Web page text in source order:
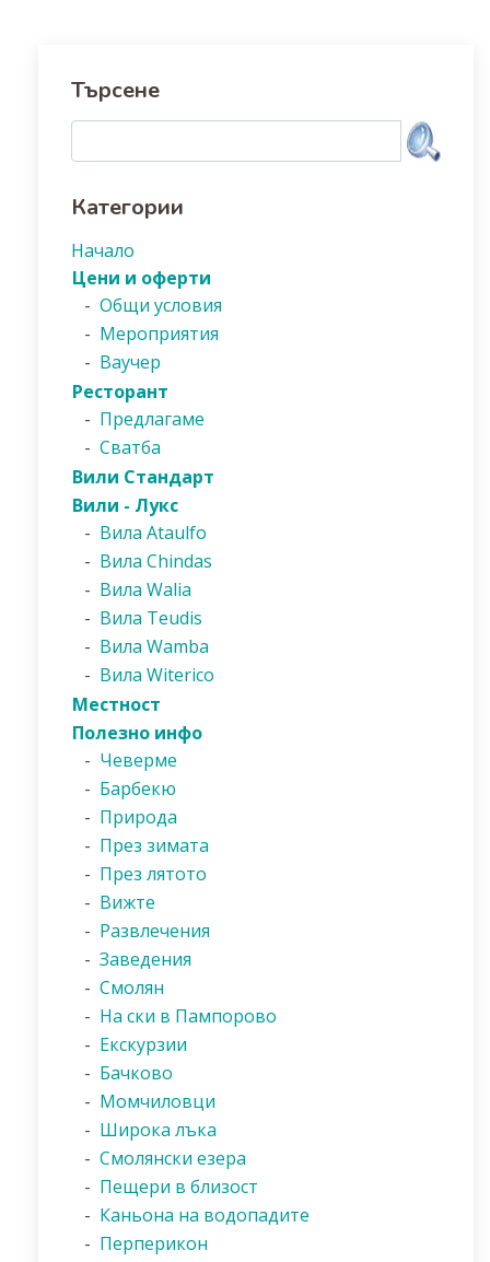
Търсене
Категории
Начало
Цени и оферти
- Общи условия
- Мероприятия
- Ваучер
Ресторант
- Предлагаме
- Сватба
Вили Стандарт
Вили - Лукс
- Вила Ataulfo
- Вила Chindas
- Вила Walia
- Вила Teudis
- Вила Wamba
- Вила Witerico
Местност
Полезно инфо
- Чеверме
- Барбекю
- Природа
- През зимата
- През лятото
- Вижте
- Развлечения
- Заведения
- Смолян
- На ски в Пампорово
- Екскурзии
- Бачково
- Момчиловци
- Широка лъка
- Смолянски езера
- Пещери в близост
- Каньона на водопадите
- Перперикон